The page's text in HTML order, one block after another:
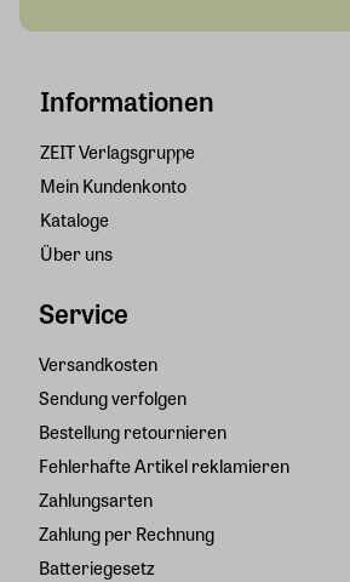
Informationen
ZEIT Verlagsgruppe
Mein Kundenkonto
Kataloge
Über uns
Service
Versandkosten
Sendung verfolgen
Bestellung retournieren
Fehlerhafte Artikel reklamieren
Zahlungsarten
Zahlung per Rechnung
Batteriegesetz